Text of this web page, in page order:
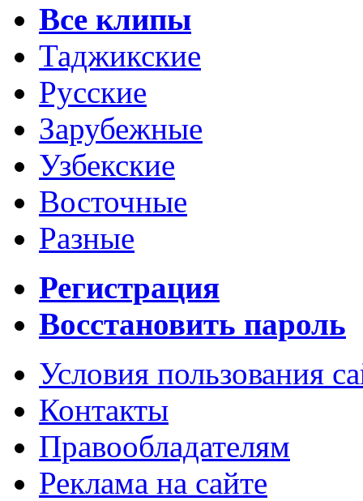
Все клипы
Таджикские
Русские
Зарубежные
Узбекские
Восточные
Разные
Регистрация
Восстановить пароль
Условия пользования
Контакты
Правообладателям
Реклама на сайте